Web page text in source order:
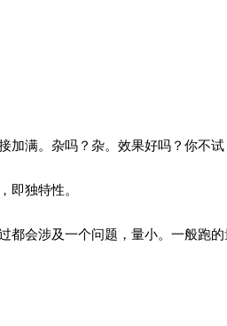
满。杂吗？杂。效果好吗？你不试
即独特性。
会涉及一个问题，量小。一般跑